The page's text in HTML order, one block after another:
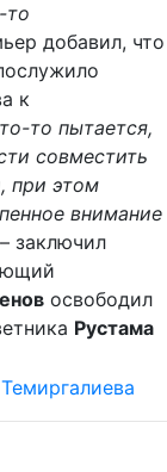
то
добавил, что
к
то пытается,
совместить
при этом
внимание
заключил
освободил
Рустама